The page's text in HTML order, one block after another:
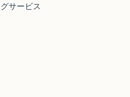
サービス